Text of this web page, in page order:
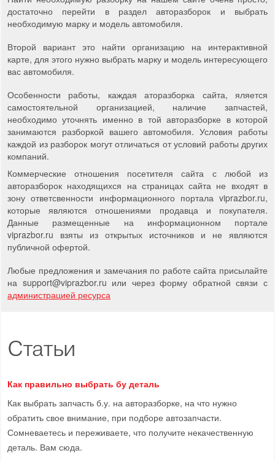
достаточно перейти в раздел авторазборок и выбрать
необходимую марку и модель автомобиля.
Второй вариант это найти организацию на интерактивной
карте, для этого нужно выбрать марку и модель интересующего
вас автомобиля.
Особенности работы, каждая аторазборка сайта, яляется
самостоятельной организацией, наличие запчастей,
необходимо уточнять именно в той авторазборке в которой
занимаются разборкой вашего автомобиля. Условия работы
каждой из разборок могут отличаться от условий работы других
компаний.
Коммерческие отношения посетителя сайта с любой из
авторазборок находящихся на страницах сайта не входят в
зону ответсвенности информационного портала viprazbor.ru,
которые являются отношениями продавца и покупателя.
Данные размещенные на информационном портале
viprazbor.ru взяты из открытых источников и не являются
публичной офертой.
Любые предложения и замечания по работе сайта присылайте
на support@viprazbor.ru или через форму обратной связи с
администрацией ресурса
Статьи
Как правильно выбрать бу деталь
Как выбрать запчасть б.у. на авторазборке, на что нужно
обратить свое внимание, при подборе автозапчасти.
Сомневаетесь и переживаете, что получите некачественную
деталь. Вам сюда.